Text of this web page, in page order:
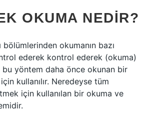
OKUMA NEDIR?
bölümlerinden okumanın bazı
ederek kontrol ederek (okuma)
bu yöntem daha önce okunan bir
kullanılır. Neredeyse tüm
için kullanılan bir okuma ve